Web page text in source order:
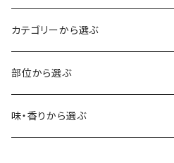
カテゴリーから選ぶ
ハーブ
エディブルフラワー
部位から選ぶ
花
味・香りから選ぶ